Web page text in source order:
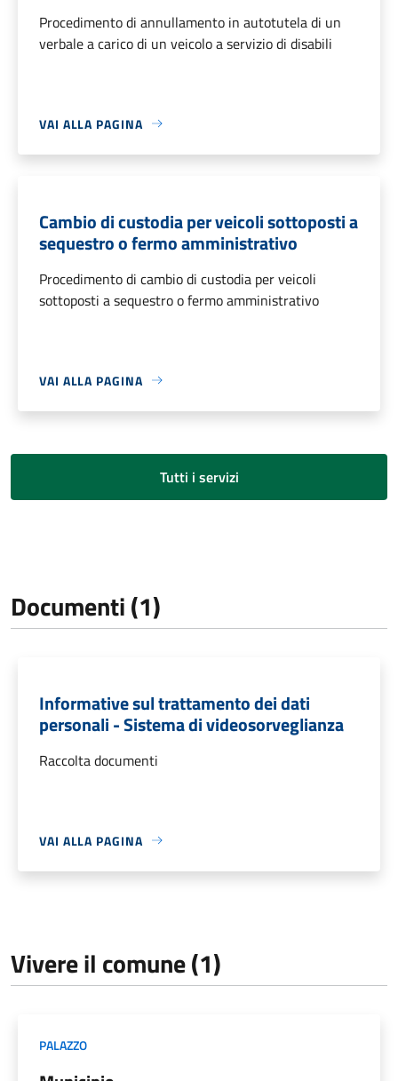
Procedimento di annullamento in autotutela di un
verbale a carico di un veicolo a servizio di disabili
VAI ALLA PAGINA
Cambio di custodia per veicoli sottoposti a
sequestro o fermo amministrativo
Procedimento di cambio di custodia per veicoli
sottoposti a sequestro o fermo amministrativo
VAI ALLA PAGINA
Tutti i servizi
Documenti (1)
Informative sul trattamento dei dati
personali - Sistema di videosorveglianza
Raccolta documenti
VAI ALLA PAGINA
Vivere il comune (1)
PALAZZO